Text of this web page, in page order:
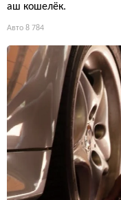
аш кошелёк.
Авто 8 784